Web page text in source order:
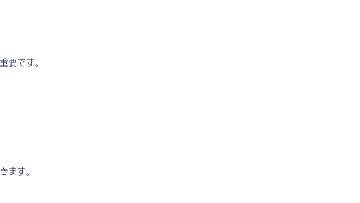
要です。
ます。